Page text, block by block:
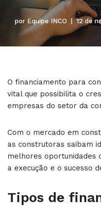
porEquipe INCO 12 de
O financiamento para
vital que possibilita o
empresas do setor da
Com o mercado em
as construtoras saibam
melhores oportunidades
a execução e o sucesso
Tipos de